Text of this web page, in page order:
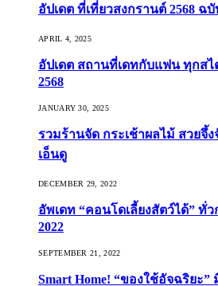
อัปเดต ที่เที่ยวสงกรานต์ 2568 ฉ
APRIL 4, 2025
อัปเดต สถานที่เดทกับแฟน ทุกส
2568
JANUARY 30, 2025
รวมร้านจัด กระเช้าผลไม้ สวยจึ้
เอ็นดู
DECEMBER 29, 2022
อัพเดท “คอนโดเลี้ยงสัตว์ได้” ทั่ว
2022
SEPTEMBER 21, 2022
Smart Home! “ของใช้อัจฉริยะ